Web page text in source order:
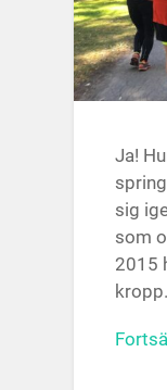
Ja!
sig
som
2015